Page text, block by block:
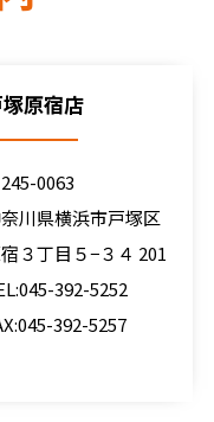
原宿店
0063
川県横浜市戸塚区
３丁目５−３４ 201
392-5252
392-5257